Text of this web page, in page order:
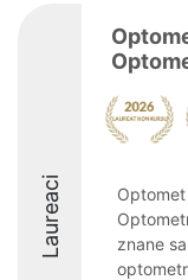
Laureaci
znane